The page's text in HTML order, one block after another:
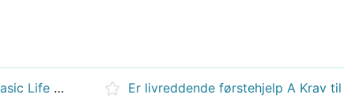
Hva er forskjellen mellom Basic Life Support &HLR